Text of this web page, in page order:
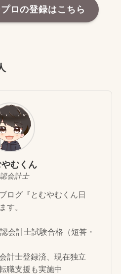
プロの登録はこちら
やむくん
会計士
ログ『とむやむくん日
す。
会計士試験合格（短答・
計士登録済、現在独立
職支援も実施中